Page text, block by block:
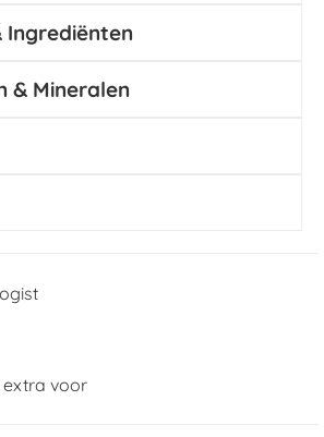
extra voor
Ingrediënten
& Mineralen